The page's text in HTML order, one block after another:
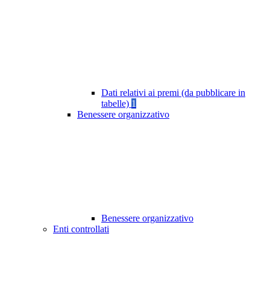
Dati relativi ai premi (da pubblicare in
tabelle) 1
Benessere organizzativo
Benessere organizzativo
Enti controllati